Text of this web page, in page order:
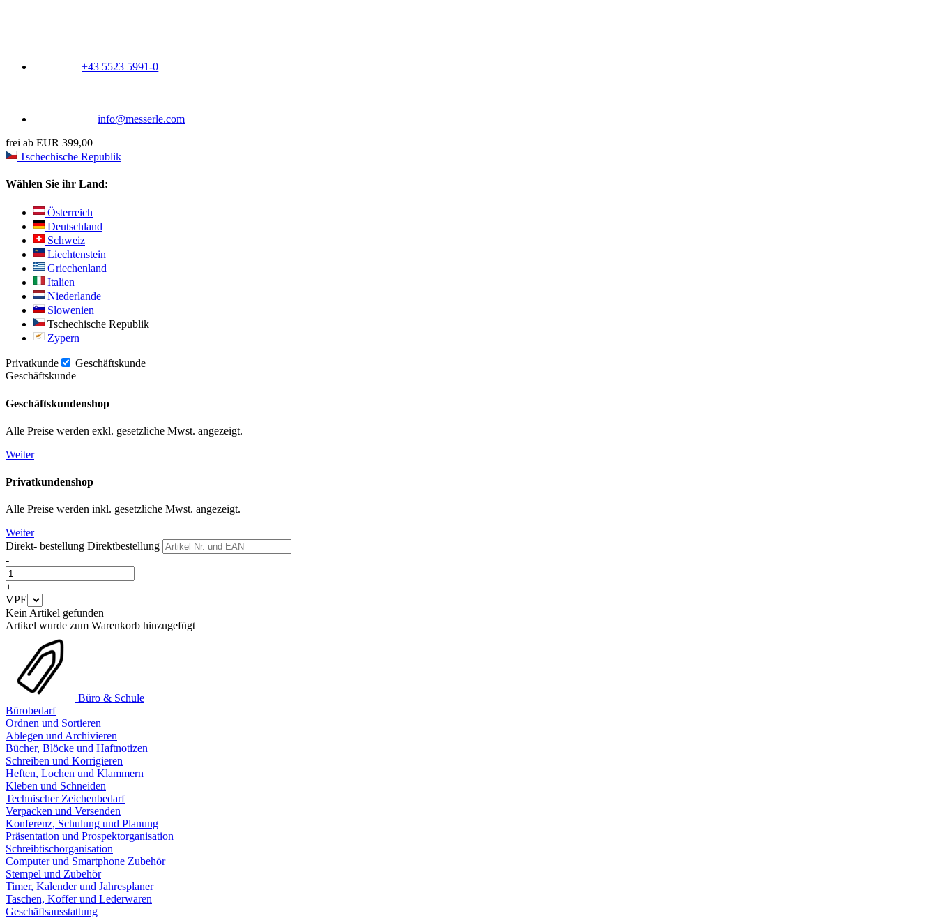
+43 5523 5991-0
info@messerle.com
frei ab EUR 399,00
Tschechische Republik
Wählen Sie ihr Land:
Österreich
Deutschland
Schweiz
Liechtenstein
Griechenland
Italien
Niederlande
Slowenien
Tschechische Republik
Zypern
Privatkunde
Geschäftskunde
Geschäftskunde
Geschäftskundenshop
Alle Preise werden exkl. gesetzliche Mwst. angezeigt.
Weiter
Privatkundenshop
Alle Preise werden inkl. gesetzliche Mwst. angezeigt.
Weiter
Direkt- bestellung Direktbestellung
-
+
VPE
Kein Artikel gefunden
Artikel wurde zum Warenkorb hinzugefügt
Büro & Schule
Bürobedarf
Ordnen und Sortieren
Ablegen und Archivieren
Bücher, Blöcke und Haftnotizen
Schreiben und Korrigieren
Heften, Lochen und Klammern
Kleben und Schneiden
Technischer Zeichenbedarf
Verpacken und Versenden
Konferenz, Schulung und Planung
Präsentation und Prospektorganisation
Schreibtischorganisation
Computer und Smartphone Zubehör
Stempel und Zubehör
Timer, Kalender und Jahresplaner
Taschen, Koffer und Lederwaren
Geschäftsausstattung